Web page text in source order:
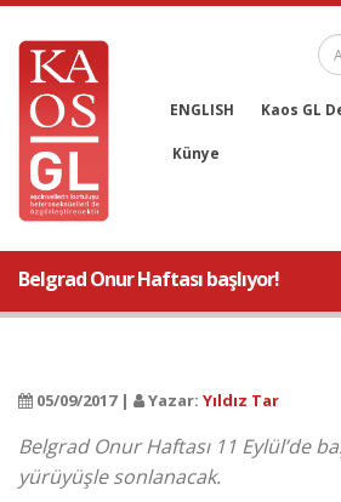
ENGLISH Kaos GL
Künye
Belgrad Onur Haftası başlıyor!
05/09/2017 | Yazar: Yıldız Tar
Belgrad Onur Haftası 11 Eylül’de
yürüyüşle sonlanacak.